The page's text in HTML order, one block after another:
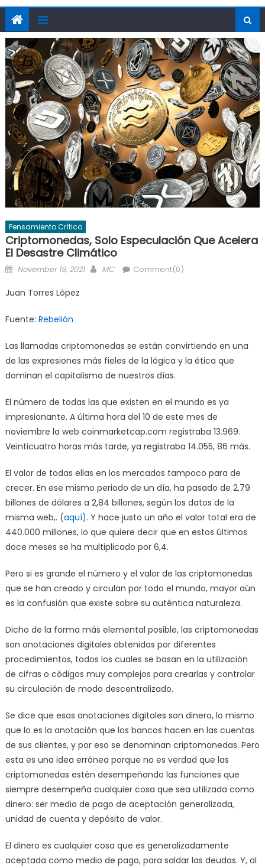
Pensamiento Crítico
Criptomonedas, Solo Especulación Que Acelera
El Desastre Climático
Posted
November 19, 2021 Author
MC Comment(0)
Juan Torres López
Fuente: Rebelión
Las llamadas criptomonedas se están convirtiendo en una
de las expresiones más fieles de la lógica y la ética que
dominan el capitalismo de nuestros días.
El número de todas las que existen en el mundo es ya
impresionante. A última hora del 10 de este mes de
noviembre la web coinmarketcap.com registraba 13.969.
Veinticuatro horas más tarde, ya registraba 14.055, 86 más.
El valor de todas ellas en los mercados tampoco para de
crecer. En ese mismo periodo de un día, ha pasado de 2,79
billones de dólares a 2,84 billones, según los datos de la
misma web,. (aquí). Y hace justo un año el valor total era de
440.000 millones, lo que quiere decir que en estos últimos
doce meses se ha multiplicado por 6,4.
Pero si es grande el número y el valor de las criptomonedas
que se han creado y circulan por todo el mundo, mayor aún
es la confusión que existe sobre su auténtica naturaleza.
Dicho de la forma más elemental posible, las criptomonedas
son anotaciones digitales obtenidas por diferentes
procedimientos, todos los cuales se basan en la utilización
de cifras o códigos muy complejos para crearlas y controlar
su circulación de modo descentralizado.
Se dice que esas anotaciones digitales son dinero, lo mismo
que lo es la anotación que los bancos hacen en las cuentas
de sus clientes, y por eso se denominan criptomonedas. Pero
esta es una idea errónea porque no es verdad que las
criptomonedas estén desempeñando las funciones que
siempre desempeña cualquier cosa que sea utilizada como
dinero: ser medio de pago de aceptación generalizada,
unidad de cuenta y depósito de valor.
El dinero es cualquier cosa que es generalizadamente
aceptada como medio de pago, para saldar las deudas. Y, al